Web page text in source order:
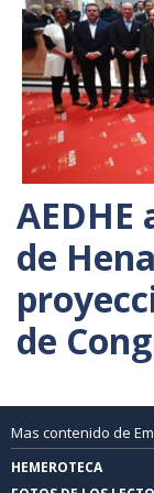
AEDHE
de
de
Mas contenido de
HEMEROTECA